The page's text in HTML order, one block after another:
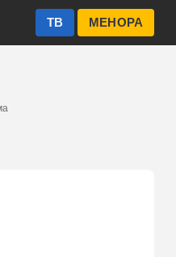
МЕНОРА
ТВ